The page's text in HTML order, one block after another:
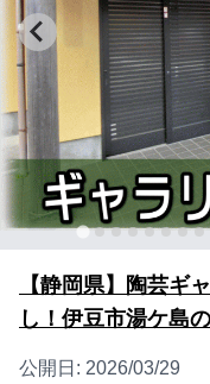
【静岡県】陶芸ギ
し！伊豆市湯ケ島
公開日: 2026/03/29